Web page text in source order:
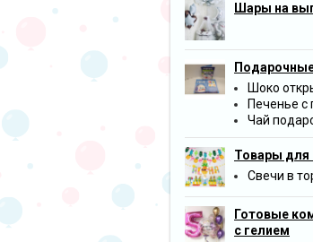
Шары на
Шоко
Печенье с
Чай
Товары для
Свечи в
Готовые
с гелием